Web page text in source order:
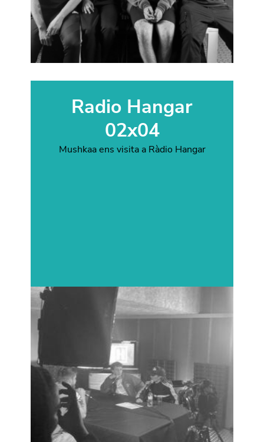
Radio Hangar
02x04
Mushkaa ens visita a Ràdio Hangar